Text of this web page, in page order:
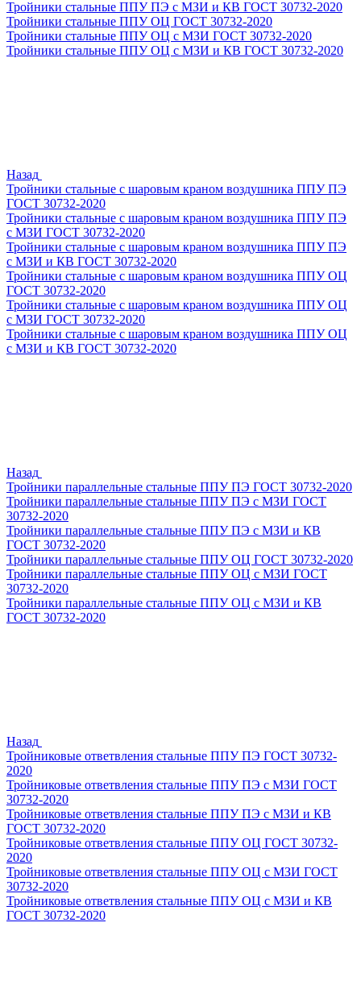
Тройники стальные ППУ ПЭ с МЗИ и КВ ГОСТ 30732-2020
Тройники стальные ППУ ОЦ ГОСТ 30732-2020
Тройники стальные ППУ ОЦ с МЗИ ГОСТ 30732-2020
Тройники стальные ППУ ОЦ с МЗИ и КВ ГОСТ 30732-2020
Назад
Тройники стальные с шаровым краном воздушника ППУ ПЭ
ГОСТ 30732-2020
Тройники стальные с шаровым краном воздушника ППУ ПЭ
с МЗИ ГОСТ 30732-2020
Тройники стальные с шаровым краном воздушника ППУ ПЭ
с МЗИ и КВ ГОСТ 30732-2020
Тройники стальные с шаровым краном воздушника ППУ ОЦ
ГОСТ 30732-2020
Тройники стальные с шаровым краном воздушника ППУ ОЦ
с МЗИ ГОСТ 30732-2020
Тройники стальные с шаровым краном воздушника ППУ ОЦ
с МЗИ и КВ ГОСТ 30732-2020
Назад
Тройники параллельные стальные ППУ ПЭ ГОСТ 30732-2020
Тройники параллельные стальные ППУ ПЭ с МЗИ ГОСТ
30732-2020
Тройники параллельные стальные ППУ ПЭ с МЗИ и КВ
ГОСТ 30732-2020
Тройники параллельные стальные ППУ ОЦ ГОСТ 30732-2020
Тройники параллельные стальные ППУ ОЦ с МЗИ ГОСТ
30732-2020
Тройники параллельные стальные ППУ ОЦ с МЗИ и КВ
ГОСТ 30732-2020
Назад
Тройниковые ответвления стальные ППУ ПЭ ГОСТ 30732-
2020
Тройниковые ответвления стальные ППУ ПЭ с МЗИ ГОСТ
30732-2020
Тройниковые ответвления стальные ППУ ПЭ с МЗИ и КВ
ГОСТ 30732-2020
Тройниковые ответвления стальные ППУ ОЦ ГОСТ 30732-
2020
Тройниковые ответвления стальные ППУ ОЦ с МЗИ ГОСТ
30732-2020
Тройниковые ответвления стальные ППУ ОЦ с МЗИ и КВ
ГОСТ 30732-2020